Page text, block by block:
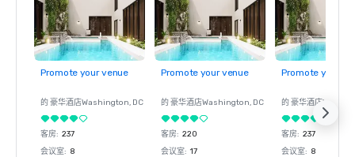
Promote your venue
的 豪华酒店Washington, DC
客房: 237
会议室: 8
Promote your venue
的 豪华酒店Washington, DC
客房: 220
会议室: 17
Promote your
的 豪华酒店
客房: 237
会议室: 8